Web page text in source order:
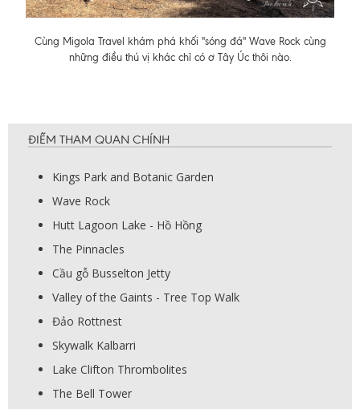
Cùng Migola Travel khám phá khối "sóng đá" Wave Rock cùng
những điều thú vị khác chỉ có ơ Tây Úc thôi nào.
ĐIỂM THAM QUAN CHÍNH
Kings Park and Botanic Garden
Wave Rock
Hutt Lagoon Lake - Hồ Hồng
The Pinnacles
Cầu gỗ Busselton Jetty
Valley of the Gaints - Tree Top Walk
Đảo Rottnest
Skywalk Kalbarri
Lake Clifton Thrombolites
The Bell Tower